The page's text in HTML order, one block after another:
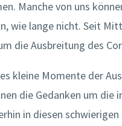
Manche von uns
wie lange nicht. Seit
die Ausbreitung des
kleine Momente der
die Gedanken um
in diesen